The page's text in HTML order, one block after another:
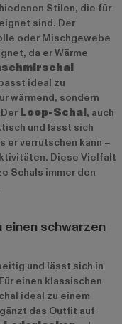
Stilen, die für
sind. Der
oder Mischgewebe
da er Wärme
ideal zu
wärmend, sondern
Loop-Schal, auch
und lässt sich
er verrutschen kann –
Diese Vielfalt
Schals immer den
einen schwarzen
und lässt sich in
einen klassischen
ideal zu einem
das Outfit auf